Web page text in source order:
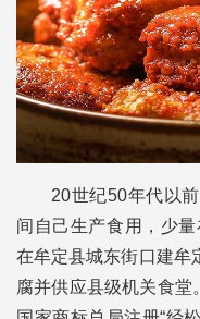
20世纪50年代以
间自己生产食用，少
在牟定县城东街口建牟
腐并供应县级机关食